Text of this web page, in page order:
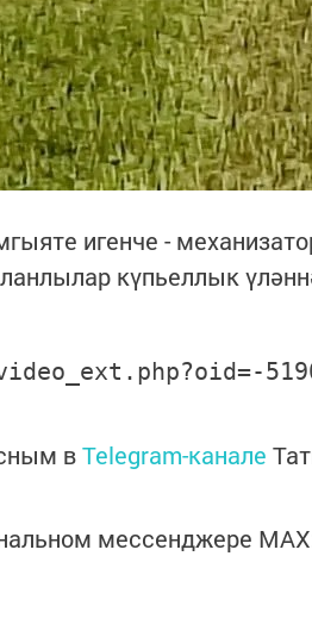
игенче -
күпьеллык
вTelegram-канале
мессенджере